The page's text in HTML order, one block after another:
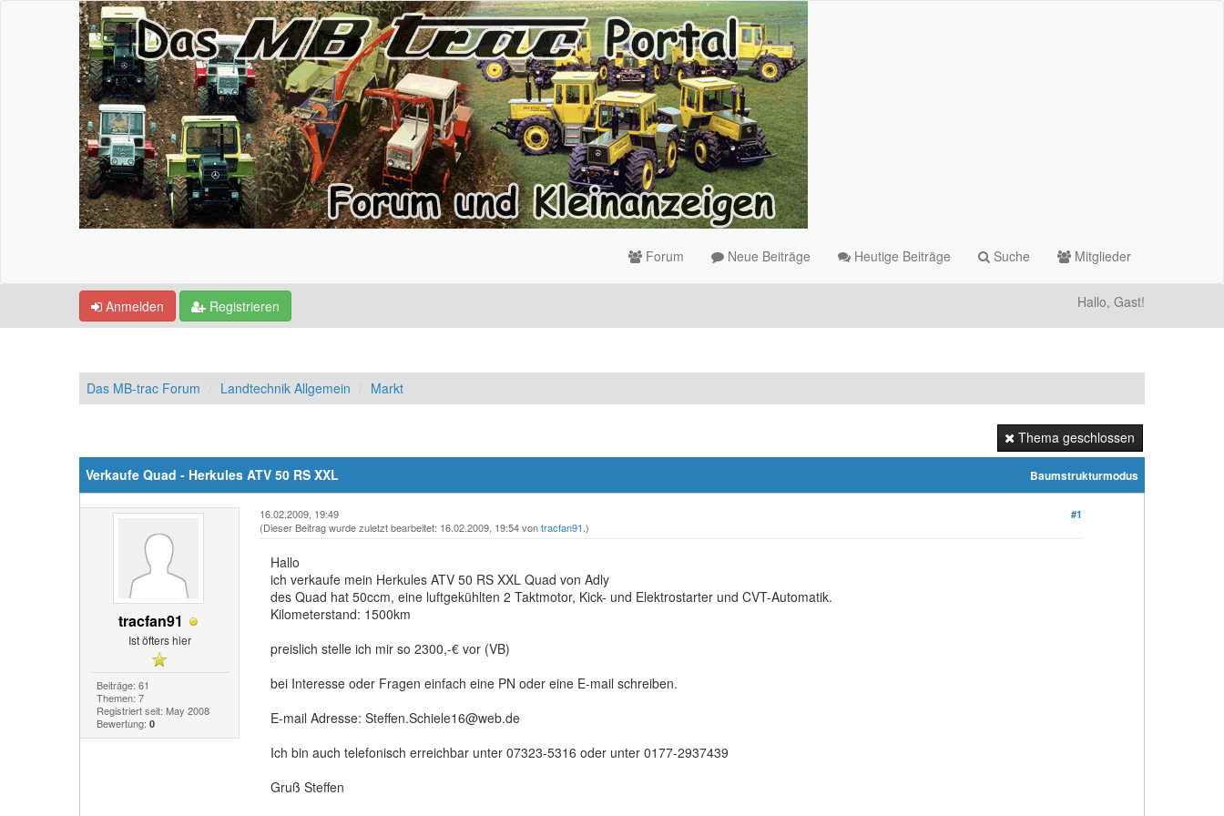
Forum Neue Beiträge Heutige Beiträge Suche Mitglieder
Anmelden Registrieren Hallo, Gast!
Das MB-trac Forum Landtechnik Allgemein Markt
Thema geschlossen
Baumstrukturmodus
Verkaufe Quad - Herkules ATV 50 RS XXL
tracfan91
Ist öfters hier
Beiträge: 61
Themen: 7
Registriert seit: May 2008
Bewertung: 0
#1
16.02.2009, 19:49
(Dieser Beitrag wurde zuletzt bearbeitet: 16.02.2009, 19:54 vontracfan91 .)
Hallo
ich verkaufe mein Herkules ATV 50 RS XXL Quad von Adly
des Quad hat 50ccm, eine luftgekühlten 2 Taktmotor, Kick- und Elektrostarter und CVT-Automatik.
Kilometerstand: 1500km
preislich stelle ich mir so 2300,-€ vor (VB)
bei Interesse oder Fragen einfach eine PN oder eine E-mail schreiben.
E-mail Adresse: Steffen.Schiele16@web.de
Ich bin auch telefonisch erreichbar unter 07323-5316 oder unter 0177-2937439
Gruß Steffen